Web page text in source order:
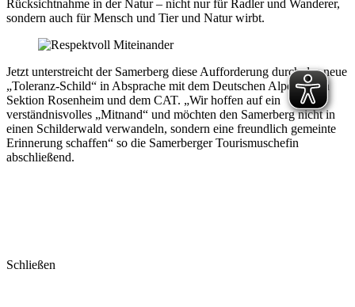
Rücksichtnahme in der Natur – nicht nur für Radler und Wanderer,
sondern auch für Mensch und Tier und Natur wirbt.
Jetzt unterstreicht der Samerberg diese Aufforderung durch das neue
„Toleranz-Schild“ in Absprache mit dem Deutschen Alpenverein
Sektion Rosenheim und dem CAT. „Wir hoffen auf ein
verständnisvolles „Mitnand“ und möchten den Samerberg nicht in
einen Schilderwald verwandeln, sondern eine freundlich gemeinte
Erinnerung schaffen“ so die Samerberger Tourismuschefin
abschließend.
Schließen